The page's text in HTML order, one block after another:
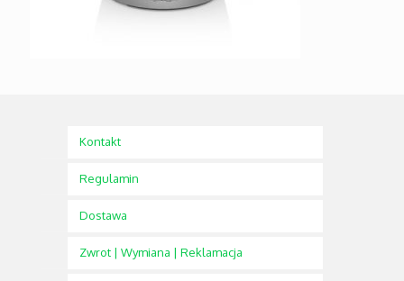
Kontakt
Regulamin
Dostawa
Zwrot | Wymiana | Reklamacja